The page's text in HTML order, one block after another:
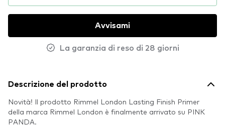
Avvisami
La garanzia di reso di 28 giorni
Descrizione del prodotto
Novità! Il prodotto Rimmel London Lasting Finish Primer
della marca Rimmel London è finalmente arrivato su PINK
PANDA.